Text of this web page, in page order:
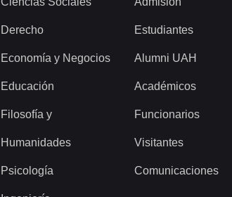
Derecho
Economía y Negocios
Educación
Filosofía y
Humanidades
Psicología
Estudiantes
Alumni UAH
Académicos
Funcionarios
Visitantes
Comunicaciones